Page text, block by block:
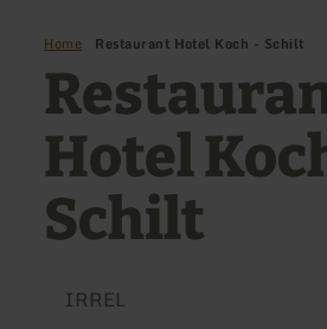
Home Restaurant Hotel Koch - Schilt
Hotel
Schilt
IRREL